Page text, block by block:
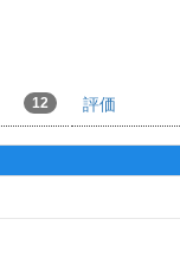
12 評価